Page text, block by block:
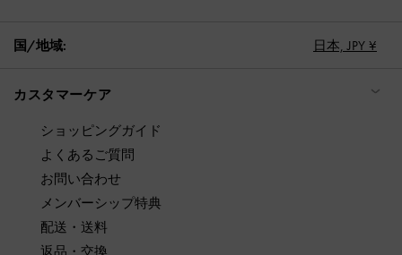
国/地域: 日本, JPY ¥
カスタマーケア
ショッピングガイド
よくあるご質問
お問い合わせ
メンバーシップ特典
配送・送料